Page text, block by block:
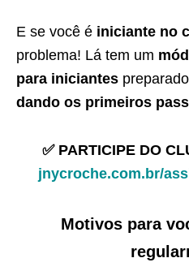
E se você é iniciante no
problema! Lá tem um
para iniciantes
dando os primeiros
✅ PARTICIPE DO
jnycroche.com.br/
Motivos para